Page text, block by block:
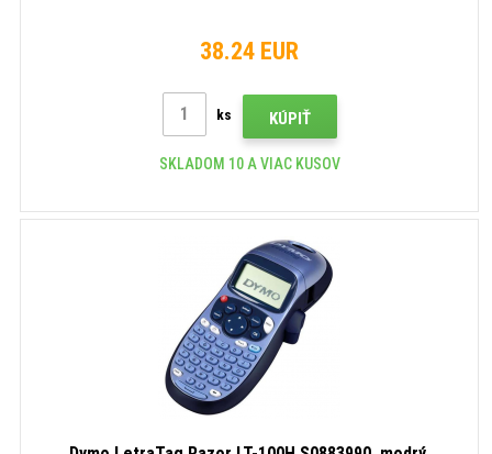
38.24 EUR
ks KÚPIŤ
SKLADOM 10 A VIAC KUSOV